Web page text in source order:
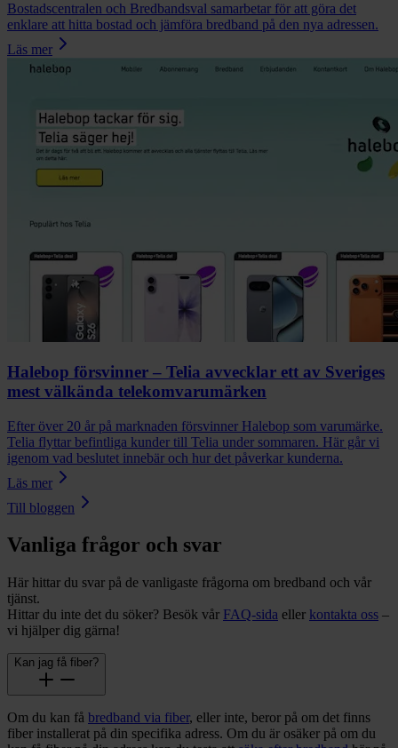
Bostadscentralen och Bredbandsval samarbetar för att göra det
enklare att hitta bostad och jämföra bredband på den nya adressen.
Läs mer
Halebop försvinner – Telia avvecklar ett av Sveriges
mest välkända telekomvarumärken
Efter över 20 år på marknaden försvinner Halebop som varumärke.
Telia flyttar befintliga kunder till Telia under sommaren. Här går vi
igenom vad beslutet innebär och hur det påverkar kunderna.
Läs mer
Till bloggen
Vanliga frågor och svar
Här hittar du svar på de vanligaste frågorna om bredband och vår
tjänst.
Hittar du inte det du söker? Besök vår FAQ-sida eller kontakta oss –
vi hjälper dig gärna!
Kan jag få fiber?
Om du kan få bredband via fiber, eller inte, beror på om det finns
fiber installerat på din specifika adress. Om du är osäker på om du